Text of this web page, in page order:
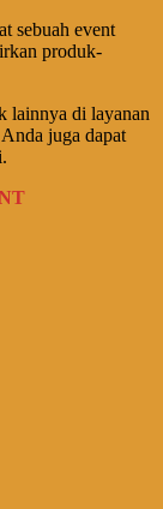
sebuah event
produk-
lainnya di layanan
juga dapat